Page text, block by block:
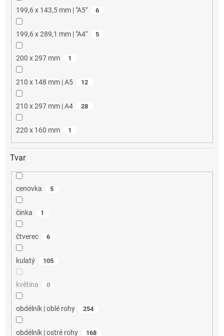
199,6 x 143,5 mm | "A5" 6
199,6 x 289,1 mm | "A4" 5
200 x 297 mm 1
210 x 148 mm | A5 12
210 x 297 mm | A4 28
220 x 160 mm 1
Tvar
cenovka 5
činka 1
čtverec 6
kulatý 105
květina 0
obdélník | oblé rohy 254
obdélník | ostré rohy 168